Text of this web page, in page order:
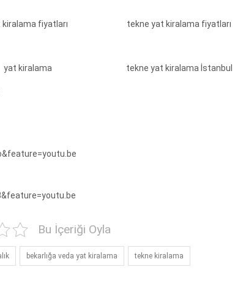
kiralama fiyatları tekne yat kiralama fiyatları
yat kiralama tekne yat kiralama İstanbul
Bu İçeriği Oyla
bekarlığa veda yat kiralama tekne kiralama